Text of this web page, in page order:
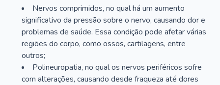
Nervos comprimidos, no qual há um aumento
significativo da pressão sobre o nervo, causando dor e
problemas de saúde. Essa condição pode afetar várias
regiões do corpo, como ossos, cartilagens, entre
outros;
Polineuropatia, no qual os nervos periféricos sofre
com alterações, causando desde fraqueza até dores